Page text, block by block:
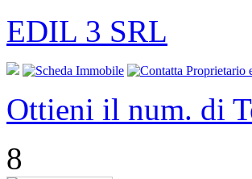
EDIL 3 SRL
Ottieni il num. di
8